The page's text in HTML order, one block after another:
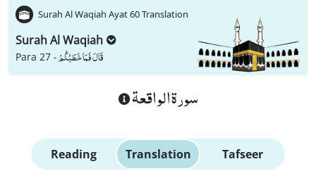
Surah Al Waqiah Ayat 60 Translation
Surah Al Waqiah
Para 27 -قَالَ فَمَا خَطْبُكُمْ
سورة الواقعة
Reading Translation Tafseer